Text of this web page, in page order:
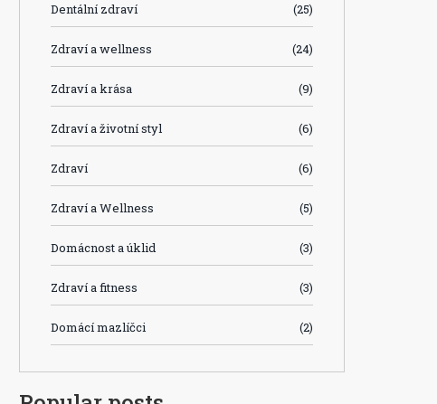
Dentální zdraví (25)
Zdraví a wellness (24)
Zdraví a krása (9)
Zdraví a životní styl (6)
Zdraví (6)
Zdraví a Wellness (5)
Domácnost a úklid (3)
Zdraví a fitness (3)
Domácí mazlíčci (2)